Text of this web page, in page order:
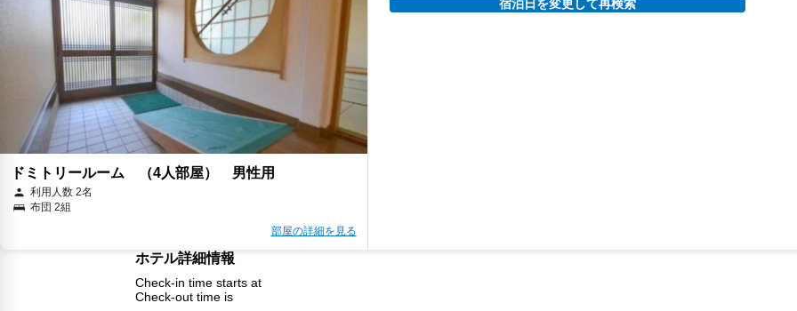
ドミトリールーム （4人部屋） 男性用
利用人数 2名
布団 2組
部屋の詳細を見る
宿泊日を変更して再検索
ホテル詳細情報
Check-in time starts at
Check-out time is